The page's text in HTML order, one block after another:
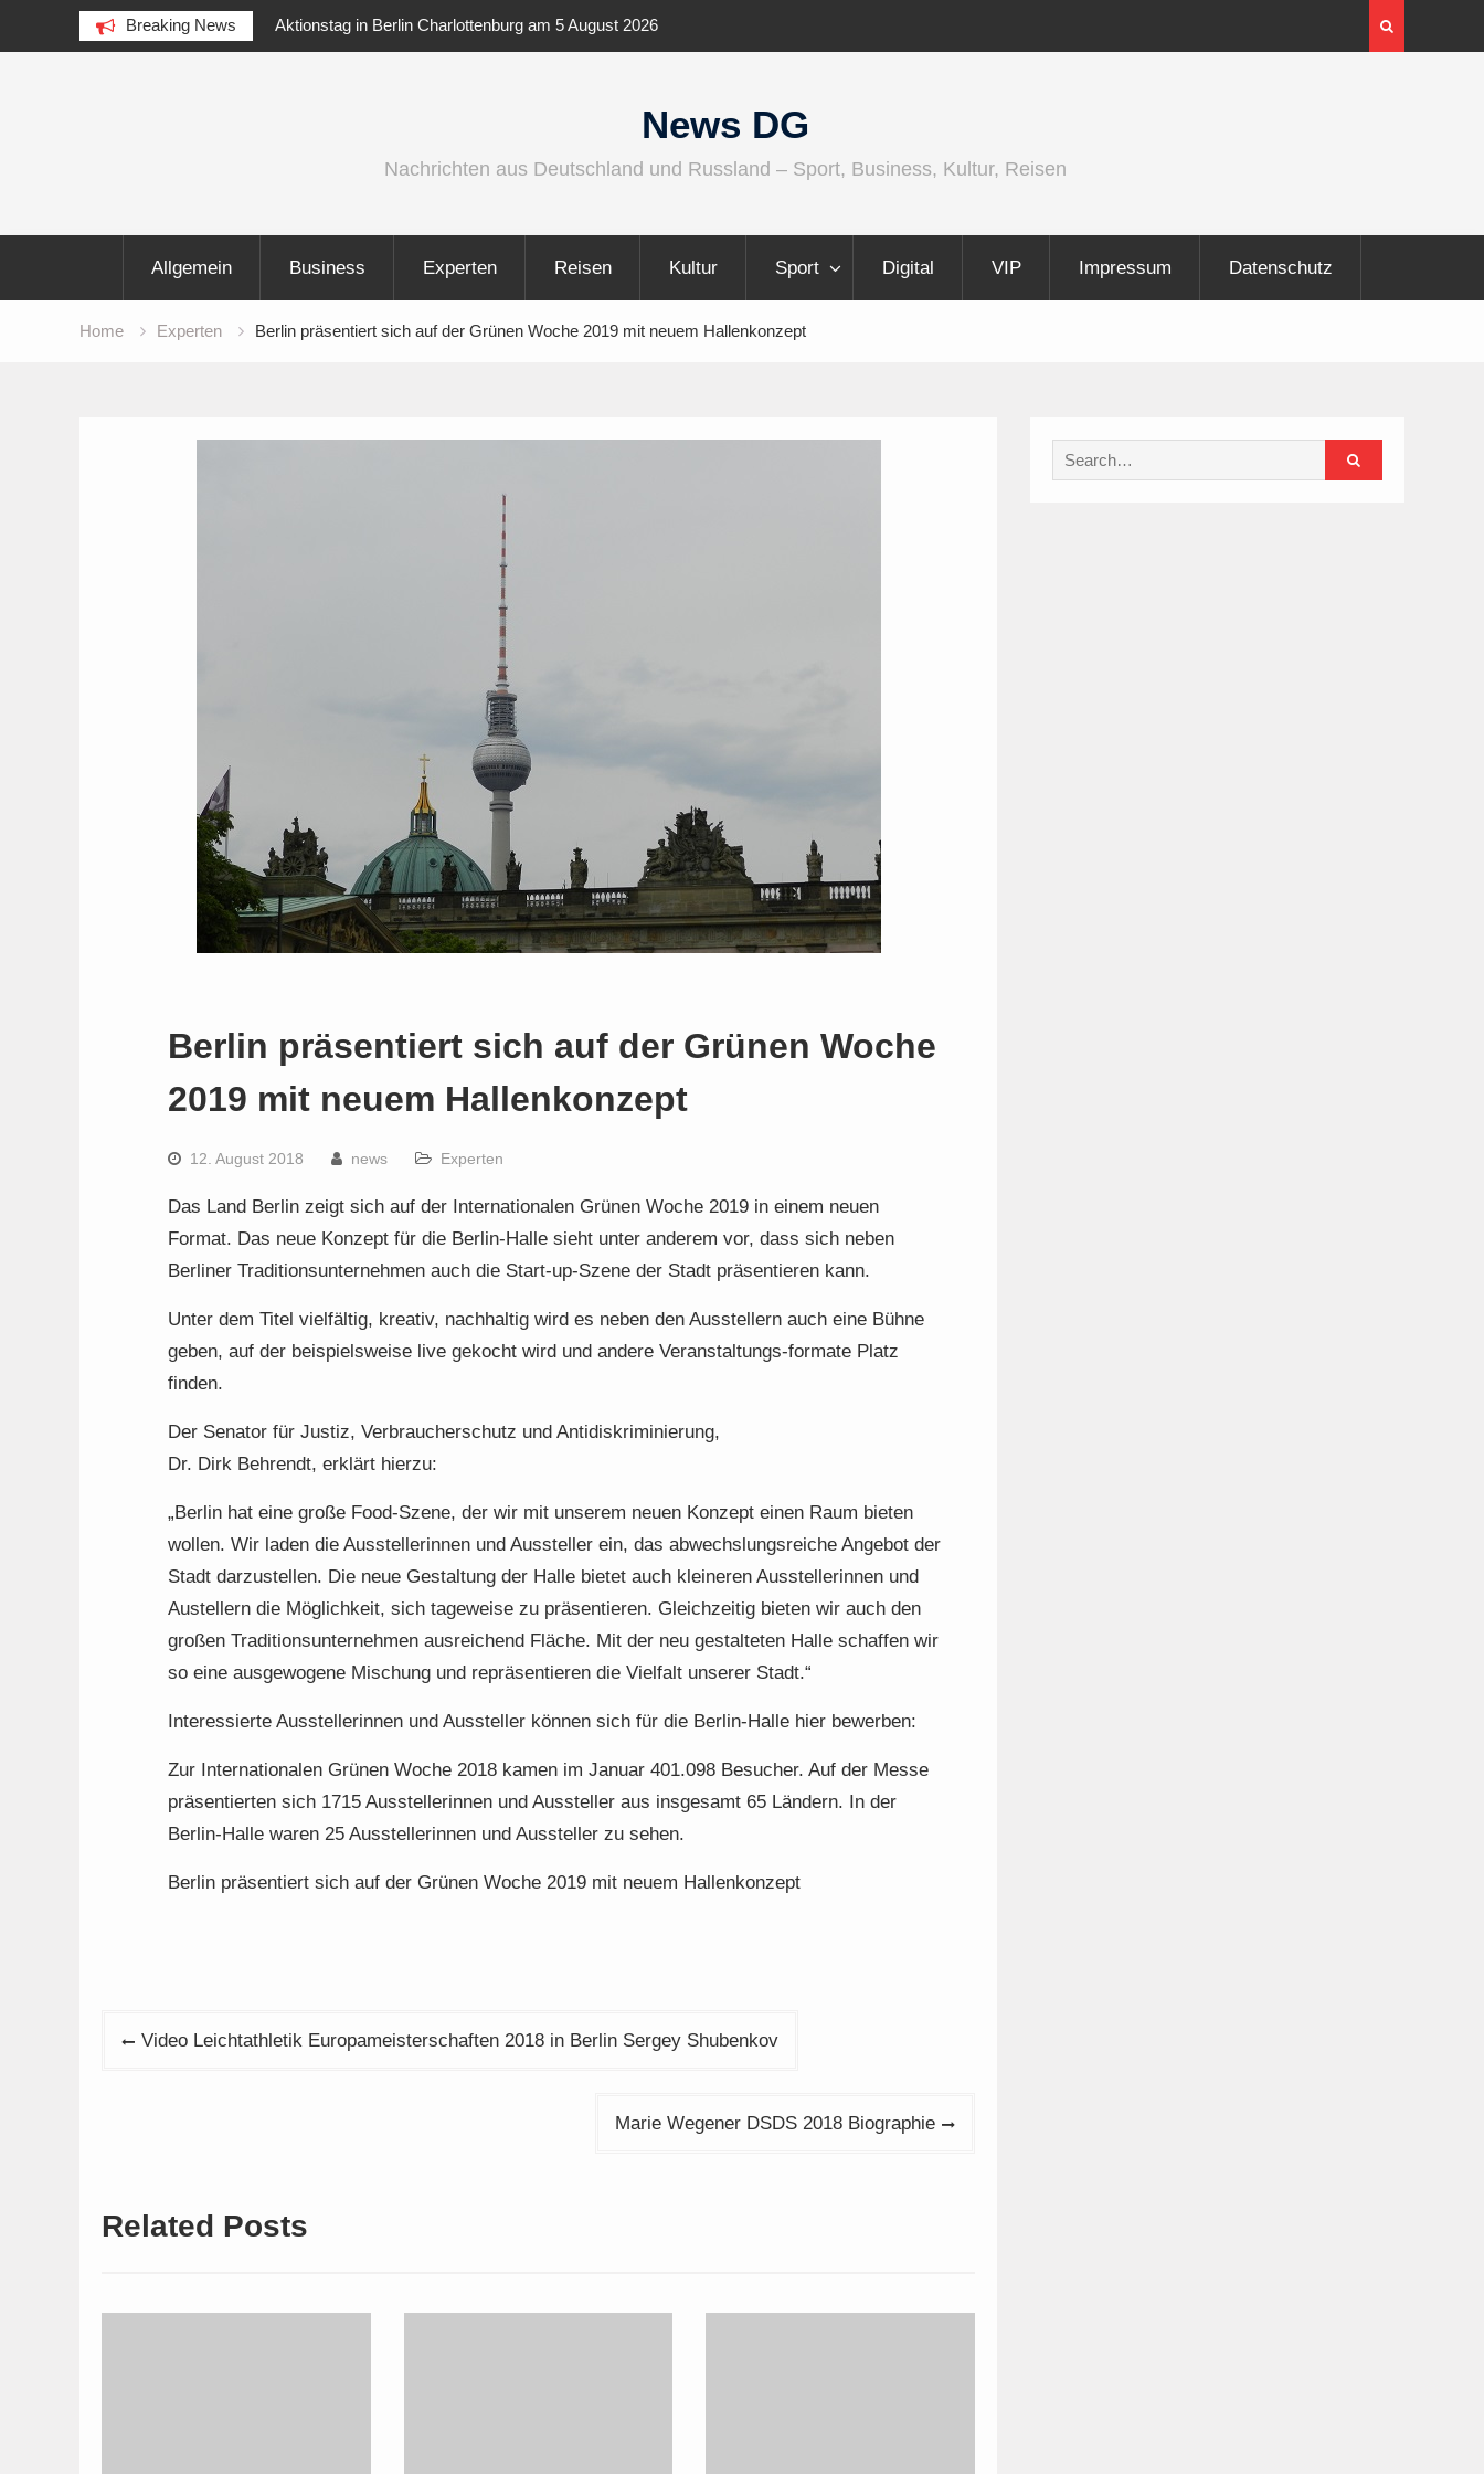
Breaking News
in Berlin Charlottenburg am 5 August 2026
Goslarer Ufer
IFA 2026 Audio wird größer, internationaler und
vielfältiger
InnoTrans 2026 zeigt
Elektrifizierung der Schiene
News DG
Nachrichten aus Deutschland und Russland – Sport, Business, Kultur, Reisen
Allgemein Business Experten Reisen Kultur Sport Digital VIP Impressum Datenschutz
Home Experten Berlin präsentiert sich auf der Grünen Woche 2019 mit neuem Hallenkonzept
Berlin präsentiert sich auf der Grünen Woche
2019 mit neuem Hallenkonzept
12. August 2018 news Experten
Das Land Berlin zeigt sich auf der Internationalen Grünen Woche 2019 in einem neuen
Format. Das neue Konzept für die Berlin-Halle sieht unter anderem vor, dass sich neben
Berliner Traditionsunternehmen auch die Start-up-Szene der Stadt präsentieren kann.
Unter dem Titel vielfältig, kreativ, nachhaltig wird es neben den Ausstellern auch eine Bühne
geben, auf der beispielsweise live gekocht wird und andere Veranstaltungs-formate Platz
finden.
Der Senator für Justiz, Verbraucherschutz und Antidiskriminierung,
Dr. Dirk Behrendt, erklärt hierzu:
„Berlin hat eine große Food-Szene, der wir mit unserem neuen Konzept einen Raum bieten
wollen. Wir laden die Ausstellerinnen und Aussteller ein, das abwechslungsreiche Angebot der
Stadt darzustellen. Die neue Gestaltung der Halle bietet auch kleineren Ausstellerinnen und
Austellern die Möglichkeit, sich tageweise zu präsentieren. Gleichzeitig bieten wir auch den
großen Traditionsunternehmen ausreichend Fläche. Mit der neu gestalteten Halle schaffen wir
so eine ausgewogene Mischung und repräsentieren die Vielfalt unserer Stadt.“
Interessierte Ausstellerinnen und Aussteller können sich für die Berlin-Halle hier bewerben:
Zur Internationalen Grünen Woche 2018 kamen im Januar 401.098 Besucher. Auf der Messe
präsentierten sich 1715 Ausstellerinnen und Aussteller aus insgesamt 65 Ländern. In der
Berlin-Halle waren 25 Ausstellerinnen und Aussteller zu sehen.
Berlin präsentiert sich auf der Grünen Woche 2019 mit neuem Hallenkonzept
Beitragsnavigation
Video Leichtathletik Europameisterschaften 2018 in Berlin Sergey Shubenkov
Marie Wegener DSDS 2018 Biographie
Related Posts
Search
for: